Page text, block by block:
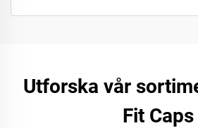
Utforska vår
Fit Caps